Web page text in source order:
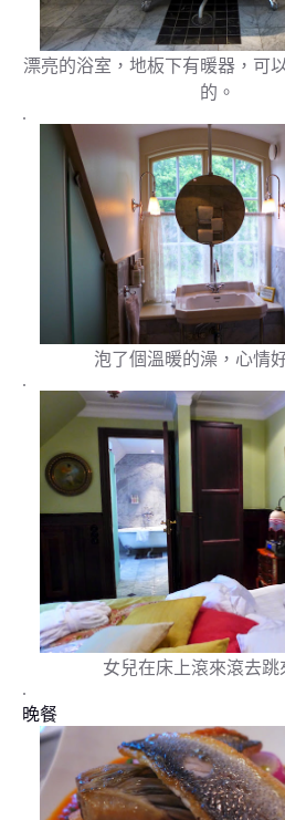
漂亮的浴室，地板下有暖器，可
的。
.
泡了個溫暖的澡，心情
.
女兒在床上滾來滾去跳
.
晚餐